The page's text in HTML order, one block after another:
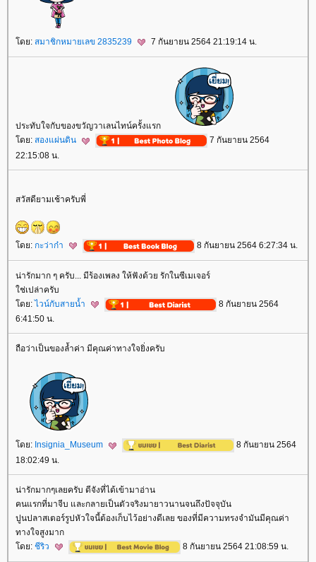
ดย: สมาชิกหมายเลข 2835239 7 กันยายน 2564 21:19:14 น.
ประทับใจกับของขวัญวาเลนไทน์ครั้งแรก
ดย: สองแผ่นดิน
7 กันยายน 2564
22:15:08 น.
สวัสดียามเช้าครับพี่
ดย: กะว่าก๋า 8 กันยายน 2564 6:27:34 น.
น่ารักมาก ๆ ครับ... มีร้องเพลง ให้ฟังด้วย รักในซีเมเจอร์
ช่เปล่าครับ
ดย: ไวน์กับสายน้ำ
8 กันยายน 2564
6:41:50 น.
ถือว่าเป็นของล้ำค่า มีคุณค่าทางใจยิ่งครับ
ดย: Insignia_Museum
8 กันยายน 2564
18:02:49 น.
น่ารักมากๆเลยครับ ดีจังที่ได้เข้ามาอ่าน
คนแรกที่มาจีบ และกลายเป็นตัวจริงมายาวนานจนถึงปัจจุบัน
ปูนปลาสเตอร์รูปหัวใจนี้ต้องเก็บไว้อย่างดีเลย ของที่มีความทรงจำมันมีคุณค่า
ทางใจสูงมาก
ดย: ชีริว 8 กันยายน 2564 21:08:59 น.